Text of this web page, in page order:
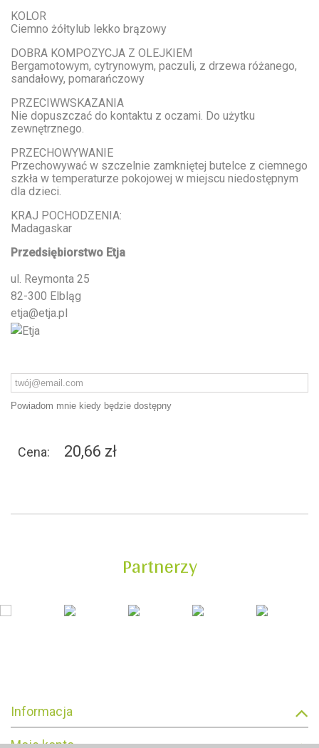
KOLOR
Ciemno żółtylub lekko brązowy
DOBRA KOMPOZYCJA Z OLEJKIEM
Bergamotowym, cytrynowym, paczuli, z drzewa różanego,
sandałowy, pomarańczowy
PRZECIWWSKAZANIA
Nie dopuszczać do kontaktu z oczami. Do użytku
zewnętrznego.
PRZECHOWYWANIE
Przechowywać w szczelnie zamkniętej butelce z ciemnego
szkła w temperaturze pokojowej w miejscu niedostępnym
dla dzieci.
KRAJ POCHODZENIA:
Madagaskar
Przedsiębiorstwo Etja
ul. Reymonta 25
82-300 Elbląg
etja@etja.pl
Powiadom mnie kiedy będzie dostępny
Cena: 20,66 zł
Partnerzy
Informacja
Moje konto